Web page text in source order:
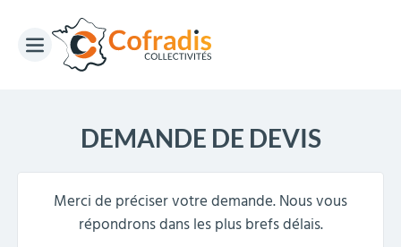
DEMANDE DE DEVIS
Merci de préciser votre demande. Nous vous
répondrons dans les plus brefs délais.